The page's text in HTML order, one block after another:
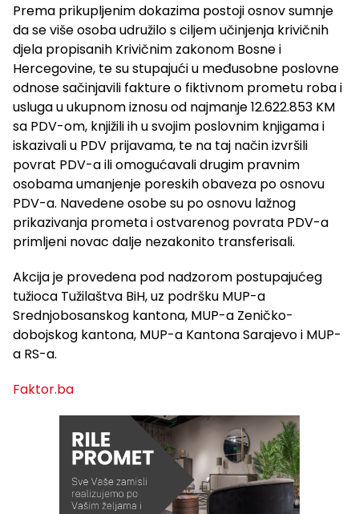
Prema prikupljenim dokazima postoji osnov sumnje
da se više osoba udružilo s ciljem učinjenja krivičnih
djela propisanih Krivičnim zakonom Bosne i
Hercegovine, te su stupajući u međusobne poslovne
odnose sačinjavili fakture o fiktivnom prometu roba i
usluga u ukupnom iznosu od najmanje 12.622.853 KM
sa PDV-om, knjižili ih u svojim poslovnim knjigama i
iskazivali u PDV prijavama, te na taj način izvršili
povrat PDV-a ili omogućavali drugim pravnim
osobama umanjenje poreskih obaveza po osnovu
PDV-a. Navedene osobe su po osnovu lažnog
prikazivanja prometa i ostvarenog povrata PDV-a
primljeni novac dalje nezakonito transferisali.
Akcija je provedena pod nadzorom postupajućeg
tužioca Tužilaštva BiH, uz podršku MUP-a
Srednjobosanskog kantona, MUP-a Zeničko-
dobojskog kantona, MUP-a Kantona Sarajevo i MUP-
a RS-a.
Faktor.ba